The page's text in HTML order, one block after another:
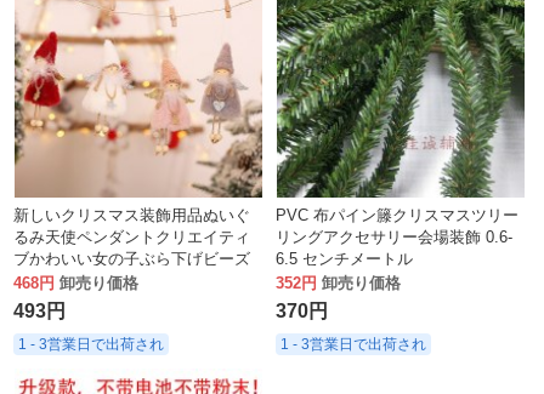
新しいクリスマス装飾用品ぬいぐ
るみ天使ペンダントクリエイティ
ブかわいい女の子ぶら下げビーズ
人形子供のギフト
468円 卸売り価格
493円
1 - 3営業日で出荷され
PVC 布パイン籐クリスマスツリー
リングアクセサリー会場装飾 0.6-
6.5 センチメートル
352円 卸売り価格
370円
1 - 3営業日で出荷され